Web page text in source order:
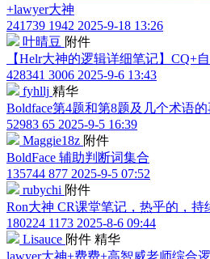
+lawyer大神
241739 1942 2025-9-18 13:26
叶晴豆 附件
【Helr大神的逻辑详细笔记】CQ+
428341 3006 2025-9-6 13:43
fyhllj 精华
Boldface第4题和第8题及几个术语
52983 65 2025-9-5 16:39
Maggie18z 附件
BoldFace 辅助判断词集合
135744 877 2025-9-5 07:52
rubychi 附件
Ron大神 CR课堂笔记，热乎的，持
180224 1173 2025-8-6 09:44
Lisauce 附件 精华
lawyer大神+费费+高智威老师综合